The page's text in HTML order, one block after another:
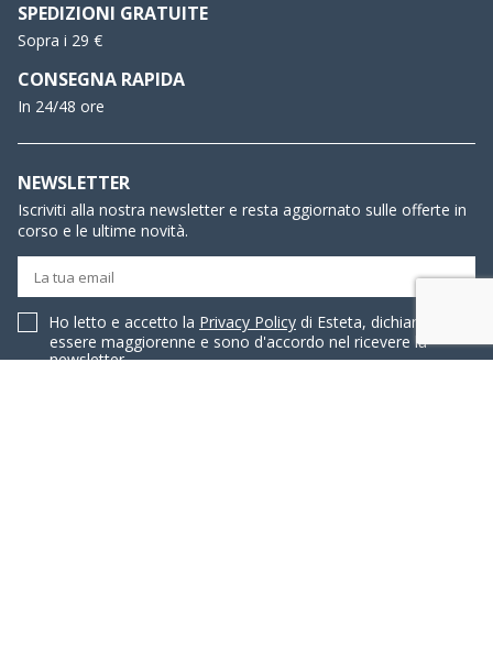
SPEDIZIONI GRATUITE
Sopra i 29 €
CONSEGNA RAPIDA
In 24/48 ore
NEWSLETTER
Iscriviti alla nostra newsletter e resta aggiornato sulle offerte in
corso e le ultime novità.
Ho letto e accetto la Privacy Policy di Esteta, dichiaro di
essere maggiorenne e sono d'accordo nel ricevere la
newsletter.